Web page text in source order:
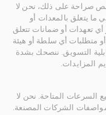
صراحة على ذلك، نحن لا
ما يتعلق بالمعدات أو
أي تعهدات أو ضمانات تتعلق
أو متطلبات أي سلطة أو هيئة
التسويق. ننصحك بشدة
المزايدات.
المتاحة. نحن لا
الشركات المصنعة.